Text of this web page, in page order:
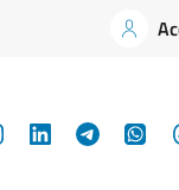
InstagramLinkedIn